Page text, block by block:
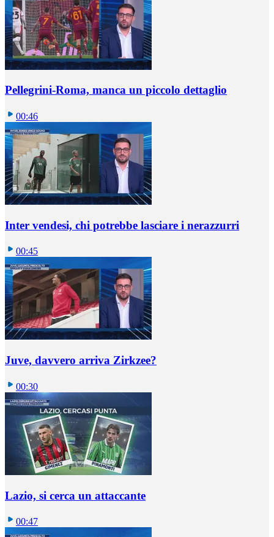
Pellegrini-Roma, manca un piccolo dettaglio
00:46
Inter vendesi, chi potrebbe lasciare i nerazzurri
00:45
Juve, davvero arriva Zirkzee?
00:30
Lazio, si cerca un attaccante
00:47